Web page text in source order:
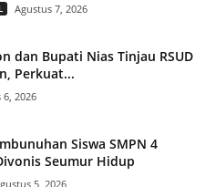
Agustus 7, 2026
dan Bupati Nias Tinjau RSUD
Perkuat...
6, 2026
Siswa SMPN 4
Seumur Hidup
5, 2026